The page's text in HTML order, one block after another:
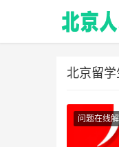
北京留
问题在线